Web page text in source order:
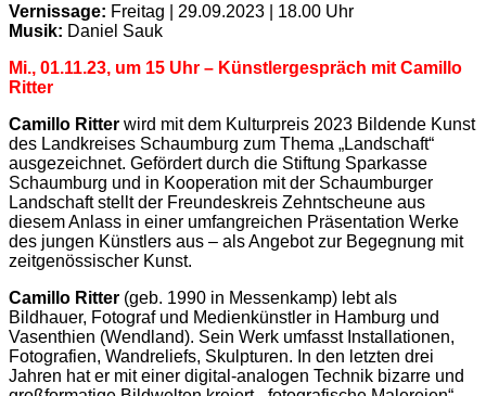
Vernissage: Freitag | 29.09.2023 | 18.00 Uhr
Musik: Daniel Sauk
Mi., 01.11.23, um 15 Uhr – Künstlergespräch mit Camillo
Ritter
Camillo Ritter wird mit dem Kulturpreis 2023 Bildende Kunst
des Landkreises Schaumburg zum Thema „Landschaft“
ausgezeichnet. Gefördert durch die Stiftung Sparkasse
Schaumburg und in Kooperation mit der Schaumburger
Landschaft stellt der Freundeskreis Zehntscheune aus
diesem Anlass in einer umfangreichen Präsentation Werke
des jungen Künstlers aus – als Angebot zur Begegnung mit
zeitgenössischer Kunst.
Camillo Ritter (geb. 1990 in Messenkamp) lebt als
Bildhauer, Fotograf und Medienkünstler in Hamburg und
Vasenthien (Wendland). Sein Werk umfasst Installationen,
Fotografien, Wandreliefs, Skulpturen. In den letzten drei
Jahren hat er mit einer digital-analogen Technik bizarre und